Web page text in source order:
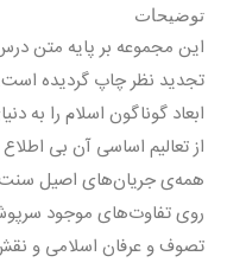
توضیحات
ابعاد گوناگون اسلام را به
از تعالیم اساسی آن بی
همه‌ی جریان‌های اصیل سنت
تصوف و عرفان اسلامی و